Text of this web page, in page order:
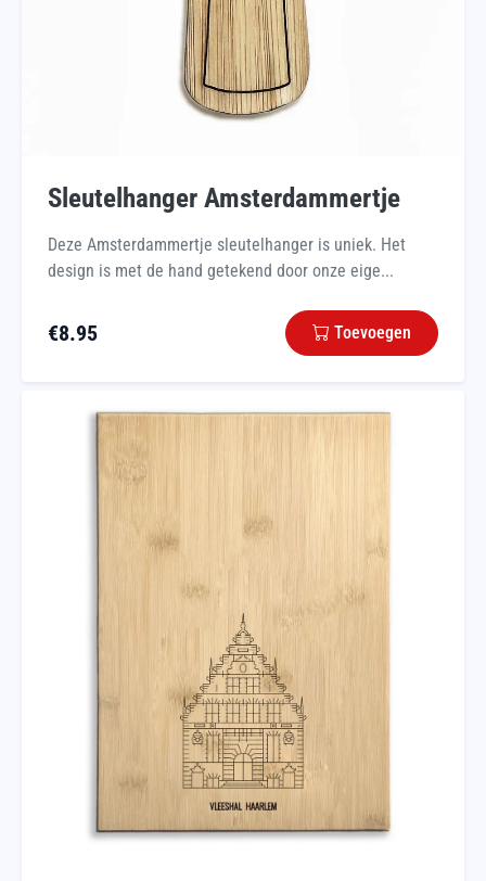
Sleutelhanger Amsterdammertje
Deze Amsterdammertje sleutelhanger is uniek. Het
design is met de hand getekend door onze eige...
€8.95 Toevoegen